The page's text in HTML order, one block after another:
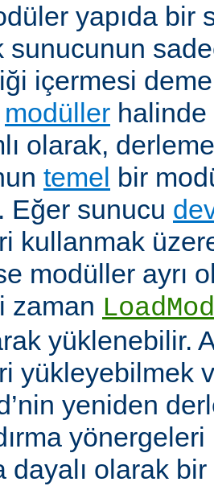
yapıda bir
sunucunun
içermesi
modüller
olarak,
temel
bir
Eğer sunucu
kullanmak
modüller ayrı
zaman
yüklenebilir.
yükleyebilmek
yeniden
dayalı olarak bir